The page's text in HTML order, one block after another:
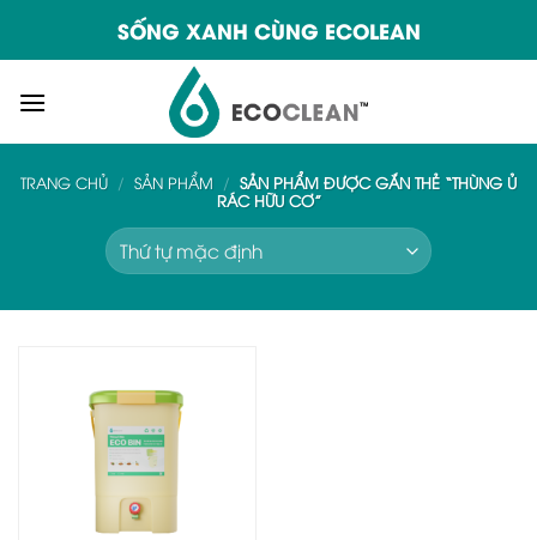
SỐNG XANH CÙNG ECOLEAN
TRANG CHỦ / SẢN PHẨM / SẢN PHẨM ĐƯỢC GẮN THẺ “THÙNG Ủ
RÁC HỮU CƠ”